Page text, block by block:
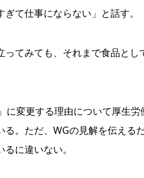
て仕事にならない」と話す。
てみても、それまで食品と
変更する理由について厚生
る。ただ、WGの見解を伝える
に違いない。